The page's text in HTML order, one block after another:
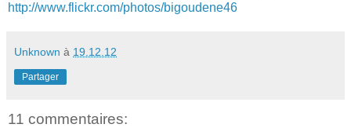
http://www.flickr.com/photos/bigoudene46
Unknown à 19.12.12
Partager
11 commentaires: